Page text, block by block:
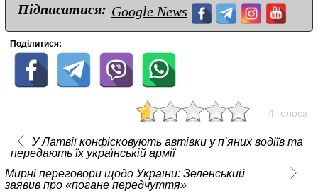
Підписатися: Google News
Поділитися:
4 голоса
У Латвії конфісковують автівки у п’яних водіїв та
передають їх українській армії
Мирні переговори щодо України: Зеленський
заявив про «погане передчуття»